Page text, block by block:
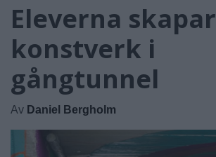
Eleverna skapar
konstverk i
gångtunnel
Av Daniel Bergholm